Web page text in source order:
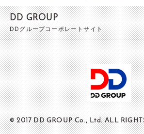
DD GROUP
DDグループコーポレートサイト
© 2017 DD GROUP Co., Ltd. ALL